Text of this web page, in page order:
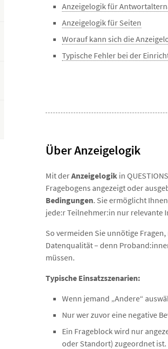
Anzeigelogik für
Anzeigelogik für Seiten
Worauf kann sich die
Typische Fehler bei der
Über Anzeigelogik
Mit derAnzeigelogik in
Fragebogens angezeigt oder
Bedingungen. Sie ermöglicht
jede:r Teilnehmer:in nur relevante
So vermeiden Sie unnötige
Datenqualität – denn
müssen.
Typische Einsatzszenarien:
Wenn jemand „Andere“
Nur wer zuvor eine negative
Ein Frageblock wird nur
oder Standort) zugeordnet ist.